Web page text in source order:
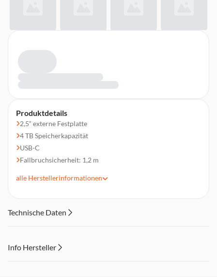
Produktdetails
2,5“ externe Festplatte
4 TB Speicherkapazität
USB-C
Fallbruchsicherheit: 1,2 m
Farbe: Orange
alle Herstellerinformationen
Technische Daten
Info Hersteller